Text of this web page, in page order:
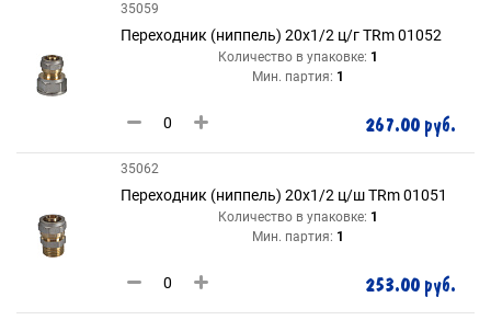
35059
Переходник (ниппель) 20х1/2 ц/г TRm 01052
Количество в упаковке: 1
Мин. партия: 1
267.00 руб.
35062
Переходник (ниппель) 20х1/2 ц/ш TRm 01051
Количество в упаковке: 1
Мин. партия: 1
253.00 руб.